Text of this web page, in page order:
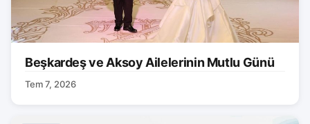
Beşkardeş ve Aksoy Ailelerinin Mutlu Günü
Tem 7, 2026